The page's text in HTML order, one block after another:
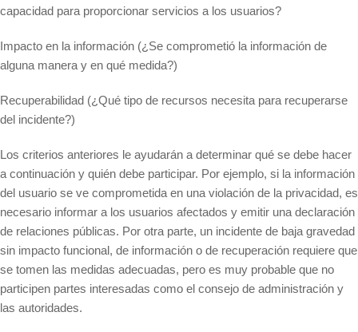
capacidad para proporcionar servicios a los usuarios?
Impacto en la información (¿Se comprometió la información de
alguna manera y en qué medida?)
Recuperabilidad (¿Qué tipo de recursos necesita para recuperarse
del incidente?)
Los criterios anteriores le ayudarán a determinar qué se debe hacer
a continuación y quién debe participar. Por ejemplo, si la información
del usuario se ve comprometida en una violación de la privacidad, es
necesario informar a los usuarios afectados y emitir una declaración
de relaciones públicas. Por otra parte, un incidente de baja gravedad
sin impacto funcional, de información o de recuperación requiere que
se tomen las medidas adecuadas, pero es muy probable que no
participen partes interesadas como el consejo de administración y
las autoridades.